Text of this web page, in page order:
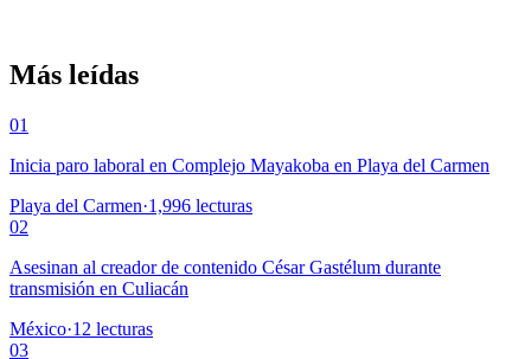
Más leídas
01
Inicia paro laboral en Complejo Mayakoba en Playa del Carmen
Playa del Carmen·1,996 lecturas
02
Asesinan al creador de contenido César Gastélum durante
transmisión en Culiacán
México·12 lecturas
03